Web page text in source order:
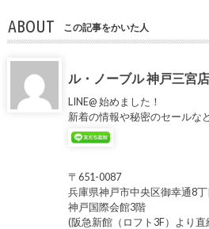
ABOUT この記事をかいた人
ル・ノーブル 神戸三宮店
LINE@ 始めました！
新着の情報や秘密のセールな
〒651-0087
兵庫県神戸市中央区御幸通8
神戸国際会館3階
(阪急新館（ロフト3F）より直